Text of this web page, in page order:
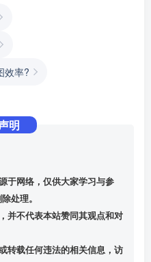
效率?
明
于网络，仅供大家学习与参
处理。
并不代表本站赞同其观点和对
转载任何违法的相关信息，访